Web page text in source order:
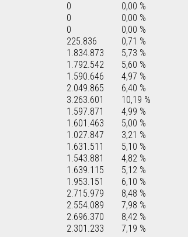
0
0,00 %
0
0,00 %
0
0,00 %
225.836
0,71 %
1.834.873
5,73 %
1.792.542
5,60 %
1.590.646
4,97 %
2.049.865
6,40 %
3.263.601
10,19 %
1.597.871
4,99 %
1.601.463
5,00 %
1.027.847
3,21 %
1.631.511
5,10 %
1.543.881
4,82 %
1.639.115
5,12 %
1.953.151
6,10 %
2.715.979
8,48 %
2.554.089
7,98 %
2.696.370
8,42 %
2.301.233 7,19 %